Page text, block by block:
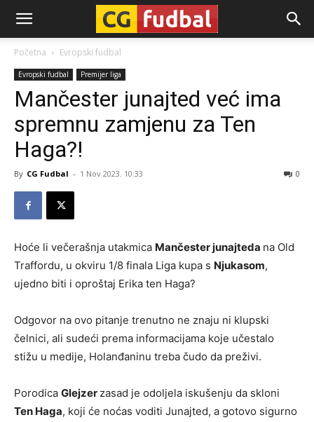
CG-
Fudbal
Početna Evropski fudbal
Evropski fudbal Premijer liga
Mančester junajted već ima
spremnu zamjenu za Ten
Haga?!
By CG Fudbal - 1 Nov 2023. 10:33 0
Hoće li večerašnja utakmica Mančester junajteda na Old
Traffordu, u okviru 1/8 finala Liga kupa s Njukasom,
ujedno biti i oproštaj Erika ten Haga?
Odgovor na ovo pitanje trenutno ne znaju ni klupski
čelnici, ali sudeći prema informacijama koje učestalo
stižu u medije, Holanđaninu treba čudo da preživi.
Porodica Glejzer zasad je odoljela iskušenju da skloni
Ten Haga, koji će noćas voditi Junajted, a gotovo sigurno